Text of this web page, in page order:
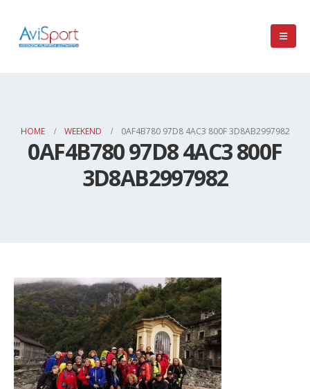
HOME WEEKEND 0AF4B780 97D8 4AC3 800F 3D8AB2997982
0AF4B780 97D8 4AC3 800F
3D8AB2997982